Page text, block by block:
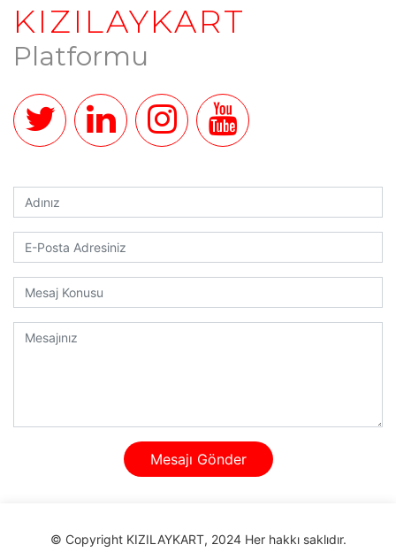
KIZILAYKART
Platformu
Mesajı Gönder
© Copyright KIZILAYKART, 2024 Her hakkı saklıdır.